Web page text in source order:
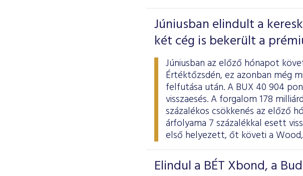
Júniusban elindult a
két cég is bekerült a
Júniusban az előző hónapot
Értéktőzsdén, ez azonban még
felfutása után. A BUX 40 904
visszaesés. A forgalom 178
százalékos csökkenés az előző
árfolyama 7 százalékkal esett
első helyezett, őt követi a
Elindul a BÉT Xbond, a